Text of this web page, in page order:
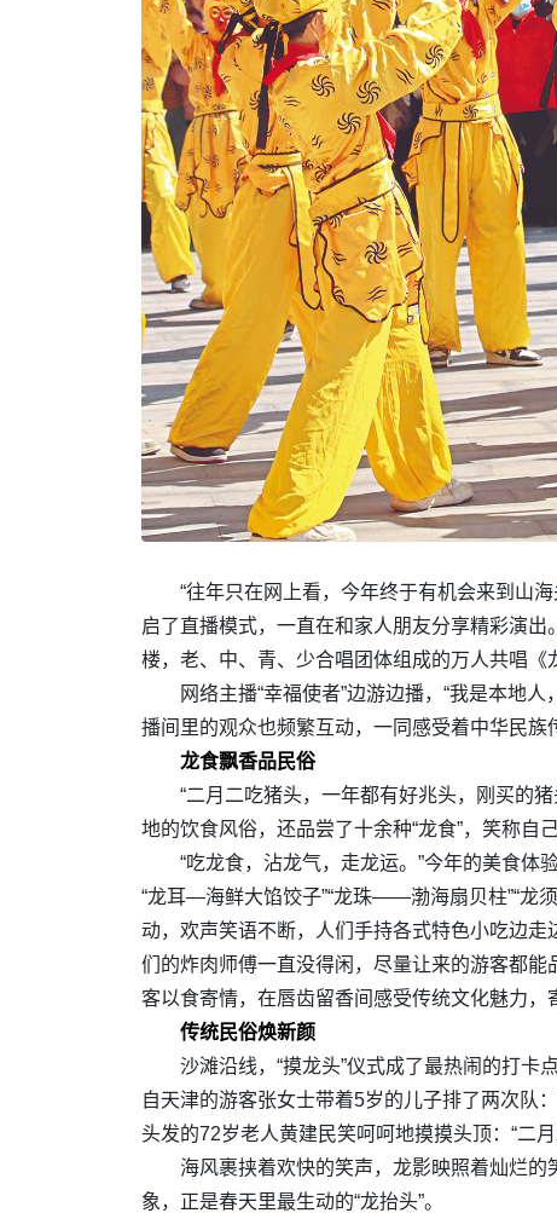
“往年只在网上看，今年终于有机会来到山
启了直播模式，一直在和家人朋友分享精彩演
楼，老、中、青、少合唱团体组成的万人共唱《
网络主播“幸福使者”边游边播，“我是本地
播间里的观众也频繁互动，一同感受着中华民族
龙食飘香品民俗
“二月二吃猪头，一年都有好兆头，刚买的
地的饮食风俗，还品尝了十余种“龙食”，笑称自己
“吃龙食，沾龙气，走龙运。”今年的美食体
“龙耳—海鲜大馅饺子”“龙珠——渤海扇贝柱”“
动，欢声笑语不断，人们手持各式特色小吃边
们的炸肉师傅一直没得闲，尽量让来的游客都
客以食寄情，在唇齿留香间感受传统文化魅力，
传统民俗焕新颜
沙滩沿线，“摸龙头”仪式成了最热闹的打卡
自天津的游客张女士带着5岁的儿子排了两次队
头发的72岁老人黄建民笑呵呵地摸摸头顶：“二
海风裹挟着欢快的笑声，龙影映照着灿烂
象，正是春天里最生动的“龙抬头”。